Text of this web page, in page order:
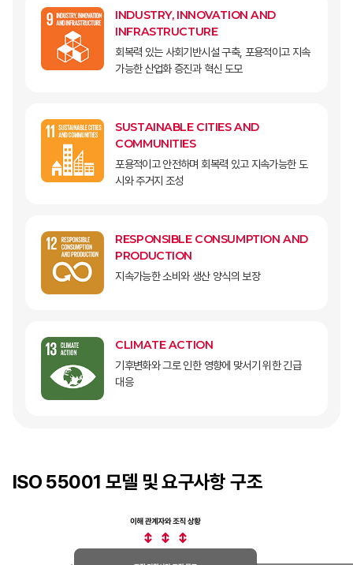
INDUSTRY, INNOVATION AND
INFRASTRUCTURE
회복력 있는 사회기반시설 구축, 포용적이고 지속
가능한 산업화 증진과 혁신 도모
SUSTAINABLE CITIES AND
COMMUNITIES
포용적이고 안전하며 회복력 있고 지속가능한 도
시와 주거지 조성
RESPONSIBLE CONSUMPTION AND
PRODUCTION
지속가능한 소비와 생산 양식의 보장
CLIMATE ACTION
기후변화와 그로 인한 영향에 맞서기 위한 긴급
대응
ISO 55001 모델 및 요구사항 구조